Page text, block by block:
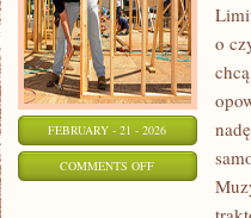
FEBRUARY - 21 - 2026
COMMENTS OFFON
o